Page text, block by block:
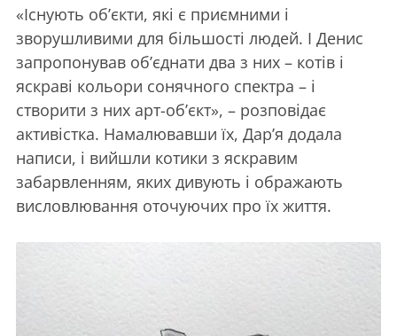
«Існують об’єкти, які є приємними і
зворушливими для більшості людей. І Денис
запропонував об’єднати два з них – котів і
яскраві кольори сонячного спектра – і
створити з них арт-об’єкт», – розповідає
активістка. Намалювавши їх, Дар’я додала
написи, і вийшли котики з яскравим
забарвленням, яких дивують і ображають
висловлювання оточуючих про їх життя.